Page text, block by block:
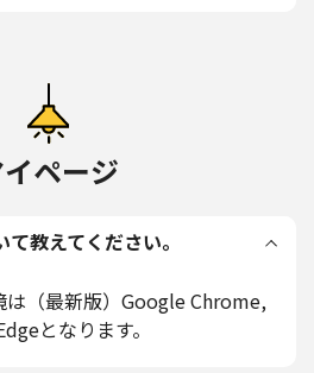
ページ
教えてください。
は（最新版）Google Chrome,
となります。